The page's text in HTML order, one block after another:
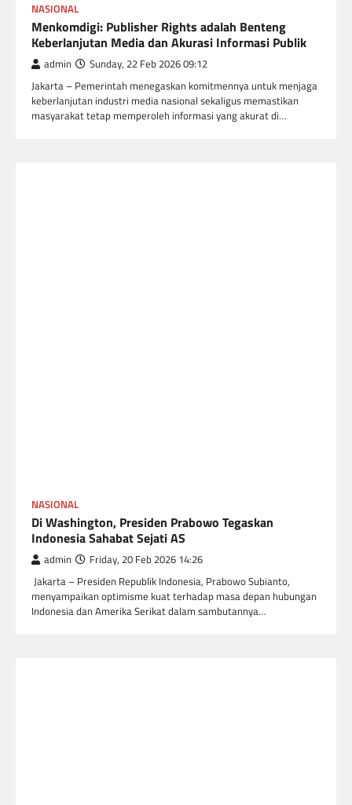
NASIONAL
Menkomdigi: Publisher Rights adalah Benteng
Keberlanjutan Media dan Akurasi Informasi Publik
admin Sunday, 22 Feb 2026 09:12
Jakarta – Pemerintah menegaskan komitmennya untuk menjaga
keberlanjutan industri media nasional sekaligus memastikan
masyarakat tetap memperoleh informasi yang akurat di…
NASIONAL
Di Washington, Presiden Prabowo Tegaskan
Indonesia Sahabat Sejati AS
admin Friday, 20 Feb 2026 14:26
Jakarta – Presiden Republik Indonesia, Prabowo Subianto,
menyampaikan optimisme kuat terhadap masa depan hubungan
Indonesia dan Amerika Serikat dalam sambutannya…